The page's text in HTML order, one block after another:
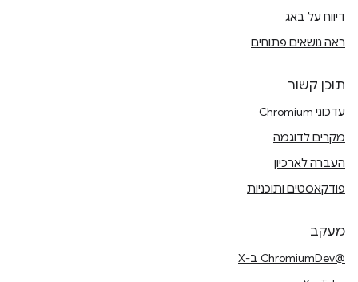
דיווח על באג
ראה נושאים פתוחים
תוכן קשור
עדכוני Chromium
מקרים לדוגמה
העברה לארכיון
פודקאסטים ותוכניות
מעקב
@ChromiumDev ב-X